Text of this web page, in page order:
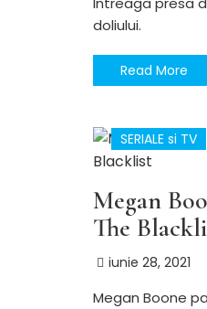
doliului.
Read More
SERIALE si TV
Megan
The
iunie 28, 2021
Megan Boone